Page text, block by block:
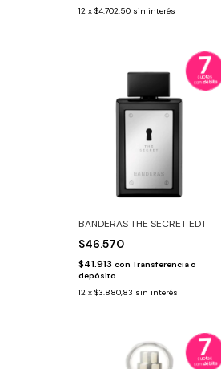
12 x $4.702,50 sin interés
BANDERAS THE SECRET EDT
$46.570
$41.913 con Transferencia o
depósito
12 x $3.880,83 sin interés